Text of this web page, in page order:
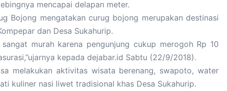
mencapai delapan meter.
Bojong mengatakan curug bojong merupakan destinasi
dan Desa Sukahurip.
murah karena pengunjung cukup merogoh Rp 10
kepada dejabar.id Sabtu (22/9/2018).
melakukan aktivitas wisata berenang, swapoto, water
kuliner nasi liwet tradisional khas Desa Sukahurip.